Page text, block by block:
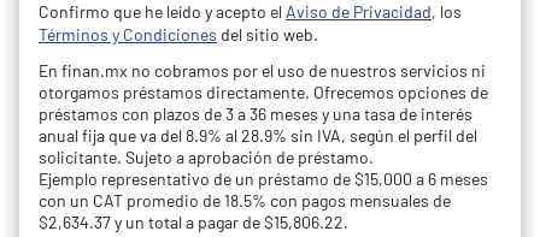
Confirmo que he leído y acepto el Aviso de Privacidad, los
Términos y Condiciones del sitio web.
En finan.mx no cobramos por el uso de nuestros servicios ni
otorgamos préstamos directamente. Ofrecemos opciones de
préstamos con plazos de 3 a 36 meses y una tasa de interés
anual fija que va del 8.9% al 28.9% sin IVA, según el perfil del
solicitante. Sujeto a aprobación de préstamo.
Ejemplo representativo de un préstamo de $15,000 a 6 meses
con un CAT promedio de 18.5% con pagos mensuales de
$2,634.37 y un total a pagar de $15,806.22.